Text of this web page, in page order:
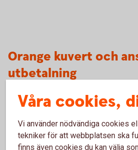
Orange kuvert och
utbetalning
Våra cookies,
Vi använder nödvändiga cookies
tekniker för att webbplatsen ska
finns även cookies du kan välja